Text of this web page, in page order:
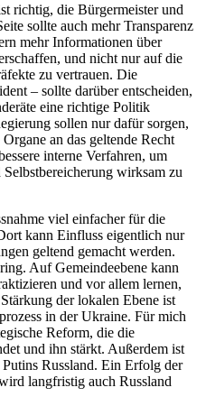
richtig, die Bürgermeister und
sollte auch mehr Transparenz
mehr Informationen über
und nicht nur auf die
zu vertrauen. Die
– sollte darüber entscheiden,
eine richtige Politik
sollen nur dafür sorgen,
an das geltende Recht
interne Verfahren, um
wirksam zu
viel einfacher für die
kann Einfluss eigentlich nur
geltend gemacht werden.
Auf Gemeindeebene kann
und vor allem lernen,
der lokalen Ebene ist
in der Ukraine. Für mich
Reform, die die
und ihn stärkt. Außerdem ist
Russland. Ein Erfolg der
langfristig auch Russland